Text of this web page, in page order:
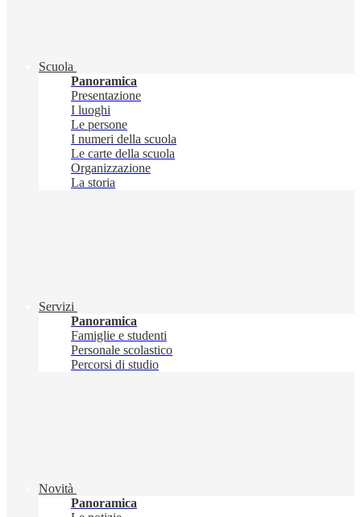
Scuola
Panoramica
Presentazione
I luoghi
Le persone
I numeri della scuola
Le carte della scuola
Organizzazione
La storia
Servizi
Panoramica
Famiglie e studenti
Personale scolastico
Percorsi di studio
Novità
Panoramica